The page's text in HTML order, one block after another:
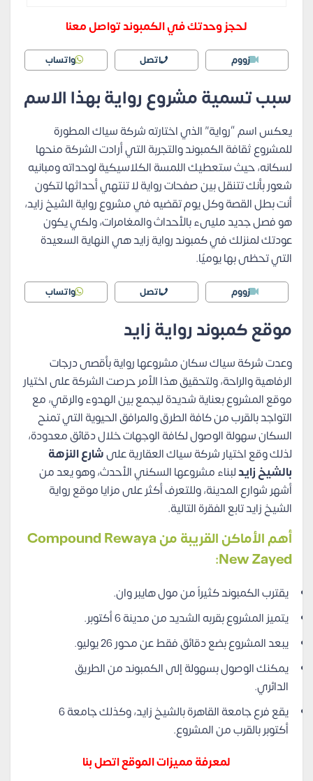
لحجز وحدتك في الكمبوند تواصل معنا
زووم اتصل واتساب
سبب تسمية مشروع رواية بهذا الاسم
يعكس اسم “رواية” الذي اختارته شركة سياك المطورة
للمشروع ثقافة الكمبوند والتجربة التي أرادت الشركة منحها
لسكانه، حيث ستعطيك اللمسة الكلاسيكية لوحداته ومبانيه
شعور بأنك تتنقل بين صفحات رواية لا تنتهي أحداثها لتكون
أنت بطل القصة وكل يوم تقضيه في مشروع رواية الشيخ زايد،
هو فصل جديد مليىء بالأحداث والمغامرات، ولكي يكون
عودتك لمنزلك في كمبوند رواية زايد هي النهاية السعيدة
التي تحظى بها يوميًا.
زووم اتصل واتساب
موقع كمبوند رواية زايد
وعدت شركة سياك سكان مشروعها رواية بأقصى درجات
الرفاهية والراحة، ولتحقيق هذا الأمر حرصت الشركة على اختيار
موقع المشروع بعناية شديدة ليجمع بين الهدوء والرقي، مع
التواجد بالقرب من كافة الطرق والمرافق الحيوية التي تمنح
السكان سهولة الوصول لكافة الوجهات خلال دقائق معدودة،
لذلك وقع اختيار شركة سياك العقارية علىشارع النزهة
بالشيخ زايدلبناء مشروعها السكني الأحدث، وهو يعد من
أشهر شوارع المدينة، وللتعرف أكثر على مزايا موقع رواية
الشيخ زايد تابع الفقرة التالية.
أهم الأماكن القريبة منCompound Rewaya
New Zayed
:
يقترب الكمبوند كثيراً من مول هايبر وان.
يتميز المشروع بقربه الشديد من مدينة 6 أكتوبر.
يبعد المشروع بضع دقائق فقط عن محور 26 يوليو.
يمكنك الوصول بسهولة إلى الكمبوند من الطريق
الدائري.
يقع فرع جامعة القاهرة بالشيخ زايد، وكذلك جامعة 6
أكتوبر بالقرب من المشروع.
لمعرفة مميزات الموقع اتصل بنا